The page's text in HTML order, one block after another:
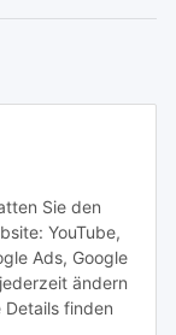
Sie den
YouTube,
Ads, Google
ändern
finden